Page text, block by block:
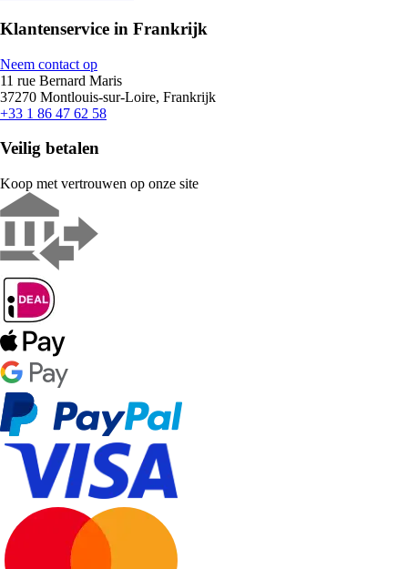
Klantenservice in Frankrijk
Neem contact op
11 rue Bernard Maris
37270 Montlouis-sur-Loire, Frankrijk
+33 1 86 47 62 58
Veilig betalen
Koop met vertrouwen op onze site